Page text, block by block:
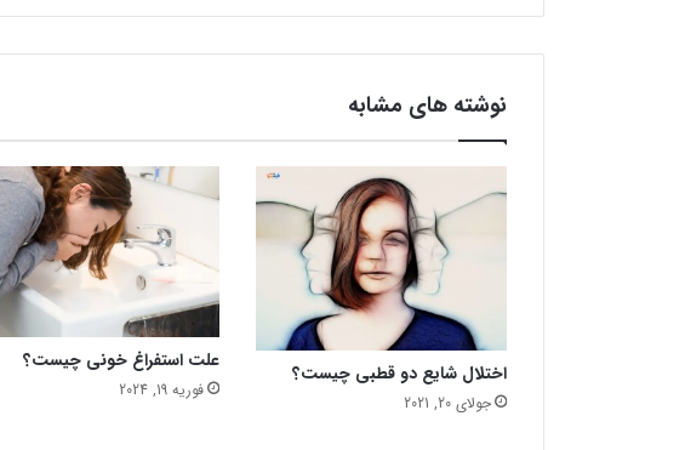
م
د
ر
م
ن
ز
ب
ف
د
ر
ز
ن
ا
نوشته های مشابه
اختلال شایع دو قطبی چیست؟
جولای 20, 2021
علت استفراغ خونی چیست؟
فوریه 19, 2024